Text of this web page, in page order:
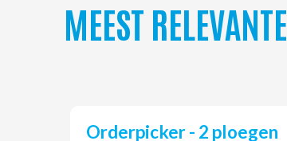
MEEST RELEVANTE
Orderpicker - 2 ploegen